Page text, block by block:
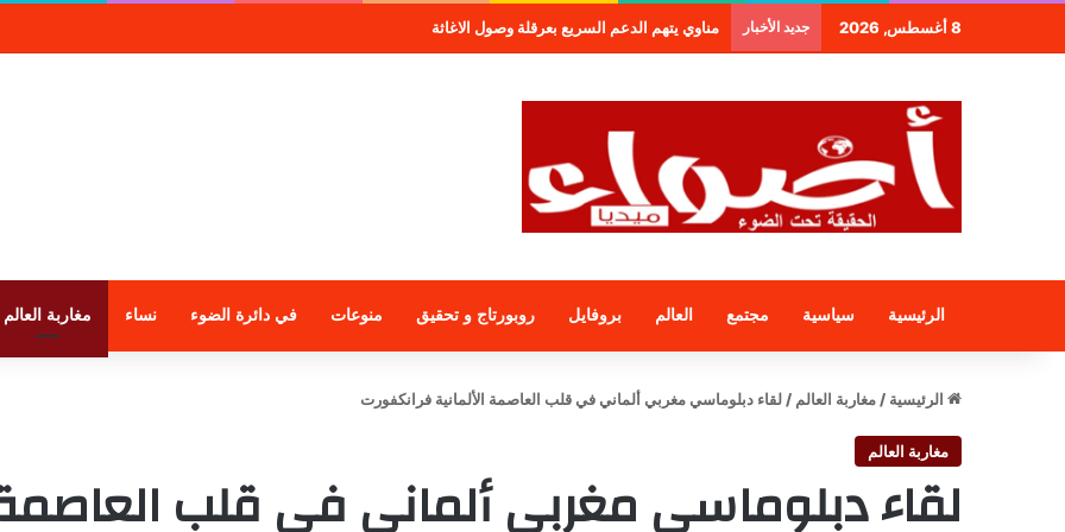
8 أغسطس, 2026 جديد الأخبار مناوي يتهم الدعم السريع بعرقلة وصول الاغاثة
الرئيسية سياسية مجتمع العالم بروفايل روبورتاج و تحقيق منوعات في دائرة الضوء نساء مغاربة العالم
الرئيسية / مغاربة العالم / لقاء دبلوماسي مغربي ألماني في قلب العاصمة الألمانية فرانكفورت
مغاربة العالم
لقاء دبلوماسي مغربي ألماني في قلب